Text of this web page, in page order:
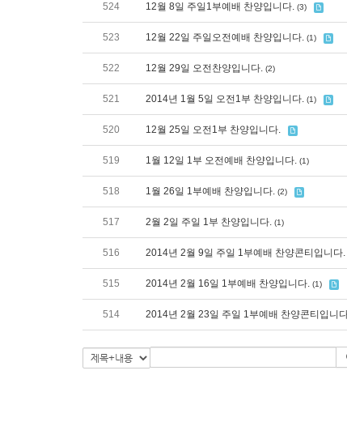
524 12월 8일 주일1부예배 찬양입니다. (3)
523 12월 22일 주일오전예배 찬양입니다. (1)
522 12월 29일 오전찬양입니다. (2)
521 2014년 1월 5일 오전1부 찬양입니다. (1)
520 12월 25일 오전1부 찬양입니다.
519 1월 12일 1부 오전예배 찬양입니다. (1)
518 1월 26일 1부예배 찬양입니다. (2)
517 2월 2일 주일 1부 찬양입니다. (1)
516 2014년 2월 9일 주일 1부예배 찬양콘티입니다.
515 2014년 2월 16일 1부예배 찬양입니다. (1)
514 2014년 2월 23일 주일 1부예배 찬양콘티입니